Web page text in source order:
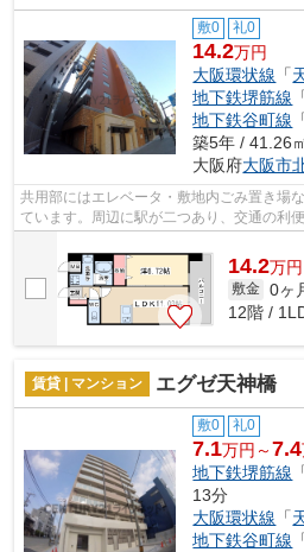
敷0 礼0
14.2万円
大阪環状線 「
地下鉄堺筋線
地下鉄谷町線
築5年 / 41.26
大阪府大阪市
共用部にはエレベータ・敷地内ごみ置き場
ています。周辺に駅が二つあり、交通の利
14.2万円
敷金 0ヶ
12階 /
賃貸 | マンション エグゼ天神橋
敷0 礼0
7.1万円～7.4
地下鉄堺筋線
13分
大阪環状線 「
地下鉄谷町線